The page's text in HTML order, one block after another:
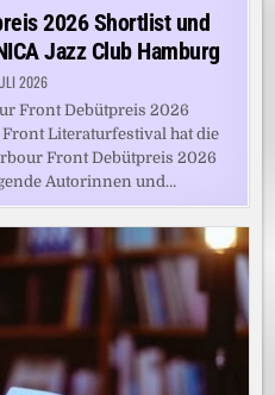
2026 Shortlist und
Jazz Club Hamburg
2026
Front Debütpreis 2026
Literaturfestival hat die
Front Debütpreis 2026
Autorinnen und…